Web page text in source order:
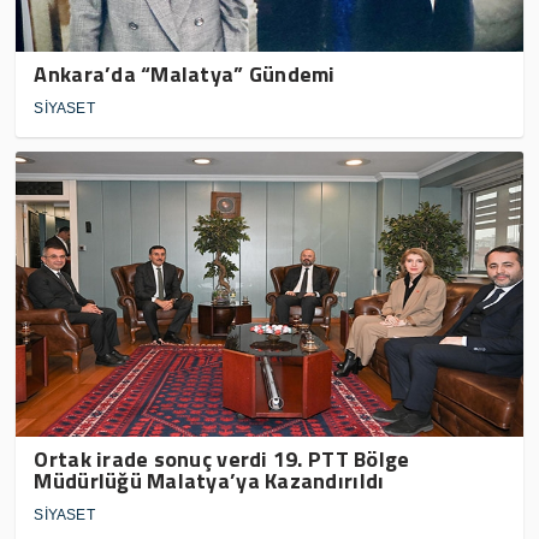
Ankara’da “Malatya” Gündemi
SİYASET
Ortak irade sonuç verdi 19. PTT Bölge
Müdürlüğü Malatya’ya Kazandırıldı
SİYASET